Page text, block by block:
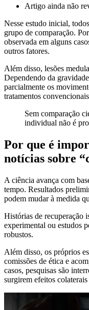
Artigo ainda não
Nesse estudo inicial,
grupo de comparação.
observada em alguns
outros fatores.
Além disso, lesões
Dependendo da
parcialmente os
tratamentos
Sem comparação
individual não é
Por que é
notícias sobre
A ciência avança com
tempo. Resultados
podem mudar à medida
Histórias de recuperação
experimental ou estudos
robustos.
Além disso, os próprios
comissões de ética e
casos, pesquisas são
surgirem efeitos